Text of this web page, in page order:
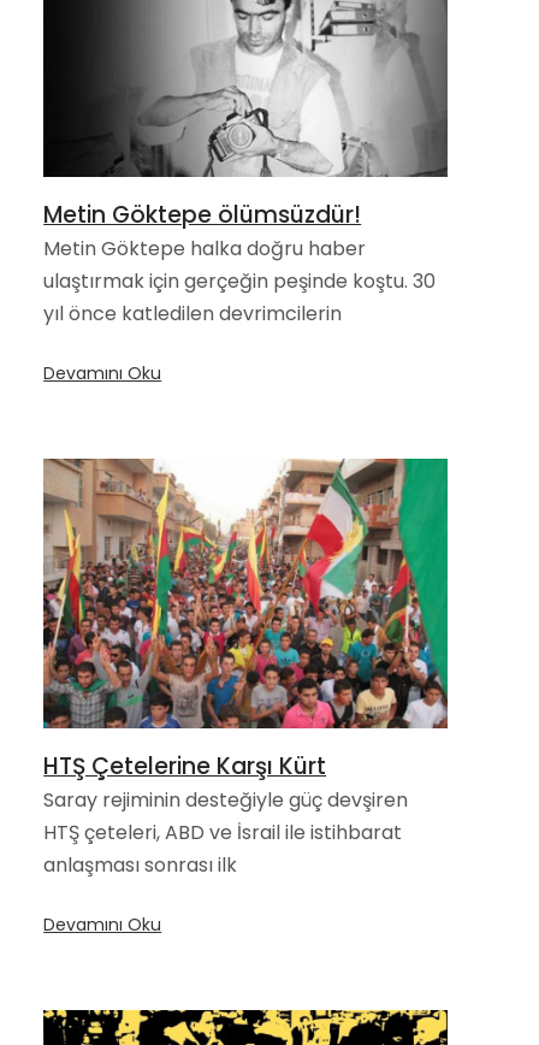
Metin Göktepe ölümsüzdür!
Metin Göktepe halka doğru haber
ulaştırmak için gerçeğin peşinde koştu. 30
yıl önce katledilen devrimcilerin
Devamını Oku
HTŞ Çetelerine Karşı Kürt
Saray rejiminin desteğiyle güç devşiren
HTŞ çeteleri, ABD ve İsrail ile istihbarat
anlaşması sonrası ilk
Devamını Oku